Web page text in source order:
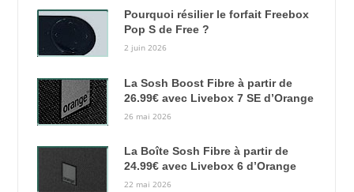
Pourquoi résilier le forfait Freebox
Pop S de Free ?
2 juin 2026
La Sosh Boost Fibre à partir de
26.99€ avec Livebox 7 SE d’Orange
26 mai 2026
La Boîte Sosh Fibre à partir de
24.99€ avec Livebox 6 d’Orange
22 mai 2026